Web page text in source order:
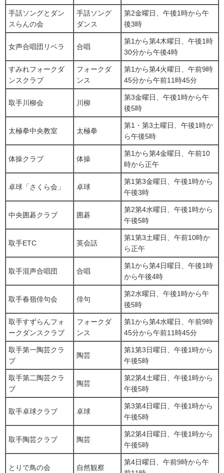
手話ソングとダン
スらんの会
手話ソング
ダンス
第2金曜日、午後1時から午
後3時
女声合唱団リベラ 合唱
第1から第4木曜日、午後1時
30分から午後4時
すみれフォークダ
ンスクラブ
フォークダ
ンス
第1から第4火曜日、午前9時
45分から午前11時45分
取手川柳会 川柳
第3金曜日、午後1時から午
後5時
太極拳中央教室 太極拳
第1・第3土曜日、午後1時か
ら午後5時
体操クラブ 体操
第1から第4金曜日、午前10
時から正午
卓球「さくら会」 卓球
第1第3金曜日、午後1時から
午後3時
中央囲碁クラブ 囲碁
第2第4水曜日、午後1時から
午後5時
取手ETC 英会話
第1第3土曜日、午前10時か
ら正午
取手混声合唱団 合唱
第1から第4日曜日、午後1時
から午後4時
取手春嶺俳句会 俳句
第2水曜日、午後1時から午
後5時
取手すずらんフォ
ークダンスクラブ
フォークダ
ンス
第1から第4水曜日、午前9時
45分から午前11時45分
取手第一陶芸クラ
ブ
陶芸
第1第3日曜日、午後1時から
午後5時
取手第二陶芸クラ
ブ
陶芸
第2第4土曜日、午後1時から
午後5時
取手卓球クラブ 卓球
第3第4日曜日、午後1時から
午後5時
取手陶芸クラブ 陶芸
第2第4日曜日、午後1時から
午後5時
とりで鳥の会 自然観察
第4日曜日、午前9時から午